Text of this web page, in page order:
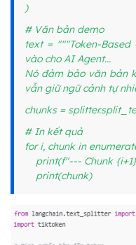
)
# Văn bản demo
text = """Token-
vào cho AI Agent...
Nó đảm bảo văn bản
vẫn giữ ngữ cảnh tự
chunks =
# In kết quả
for i, chunk in
print(f"--- Chunk
print(chunk)